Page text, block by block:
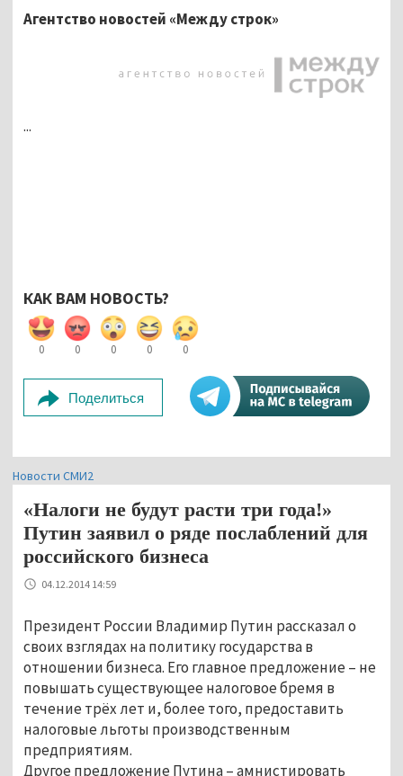
Агентство новостей «Между строк»
...
КАК ВАМ НОВОСТЬ?
0 0 0 0 0
Поделиться
Новости СМИ2
«Налоги не будут расти три года!»
Путин заявил о ряде послаблений для
российского бизнеса
04.12.2014 14:59
Президент России Владимир Путин рассказал о
своих взглядах на политику государства в
отношении бизнеса. Его главное предложение – не
повышать существующее налоговое бремя в
течение трёх лет и, более того, предоставить
налоговые льготы производственным
предприятиям.
Другое предложение Путина – амнистировать